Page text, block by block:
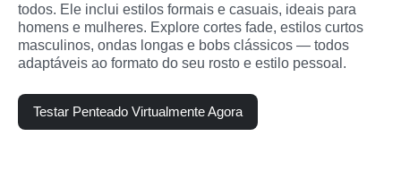
todos. Ele inclui estilos formais e casuais, ideais para
homens e mulheres. Explore cortes fade, estilos curtos
masculinos, ondas longas e bobs clássicos — todos
adaptáveis ao formato do seu rosto e estilo pessoal.
Testar Penteado Virtualmente Agora